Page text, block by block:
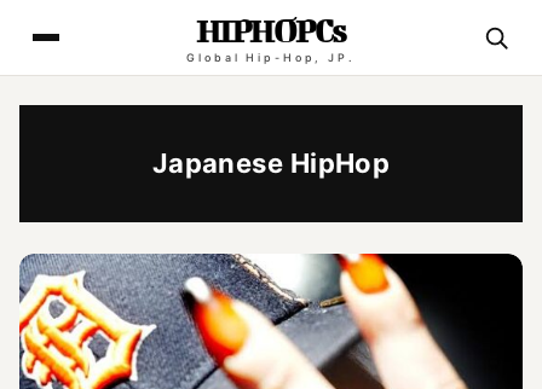
HIPHOPCs
Global Hip-Hop, JP.
Japanese HipHop